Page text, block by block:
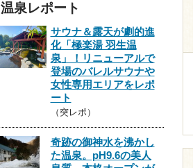
温泉レポート
サウナ＆露天が劇的進
化「極楽湯 羽生温
泉」！リニューアルで
登場のバレルサウナや
女性専用エリアをレポ
ート
（突レポ）
奇跡の御神水を沸かし
た温泉。pH9.6の美人